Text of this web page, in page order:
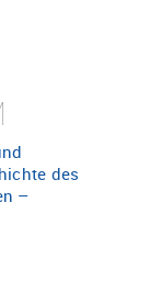
des
–